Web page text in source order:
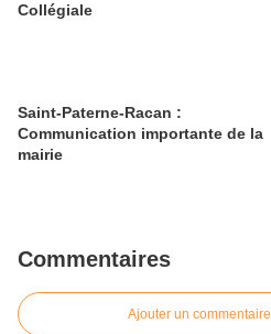
Collégiale
Saint-Paterne-Racan :
Communication importante de la
mairie
Commentaires
Ajouter un commentaire